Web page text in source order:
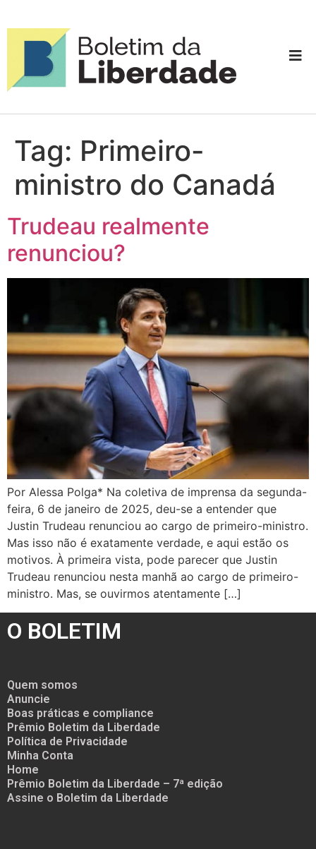
Tag: Primeiro-
ministro do Canadá
Trudeau realmente
renunciou?
Por Alessa Polga* Na coletiva de imprensa da segunda-
feira, 6 de janeiro de 2025, deu-se a entender que
Justin Trudeau renunciou ao cargo de primeiro-ministro.
Mas isso não é exatamente verdade, e aqui estão os
motivos. À primeira vista, pode parecer que Justin
Trudeau renunciou nesta manhã ao cargo de primeiro-
ministro. Mas, se ouvirmos atentamente […]
O BOLETIM
Quem somos
Anuncie
Boas práticas e compliance
Prêmio Boletim da Liberdade
Política de Privacidade
Minha Conta
Home
Prêmio Boletim da Liberdade – 7ª edição
Assine o Boletim da Liberdade